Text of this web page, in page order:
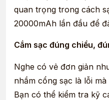
quan trọng trong cách
20000mAh lần đầu để
Cắm sạc đúng chiều,
Nghe có vẻ đơn giản
nhầm cổng sạc là lỗi
Bạn có thể kiểm tra kỹ